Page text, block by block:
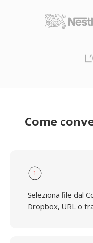
Come
1
Seleziona file dal
Dropbox, URL o